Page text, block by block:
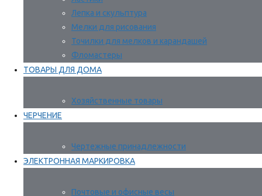
Лепка и скульптура
Мелки для рисования
Точилки для мелков и карандашей
Фломастеры
ТОВАРЫ ДЛЯ ДОМА
Хозяйственные товары
ЧЕРЧЕНИЕ
Чертежные принадлежности
ЭЛЕКТРОННАЯ МАРКИРОВКА
Почтовые и офисные весы